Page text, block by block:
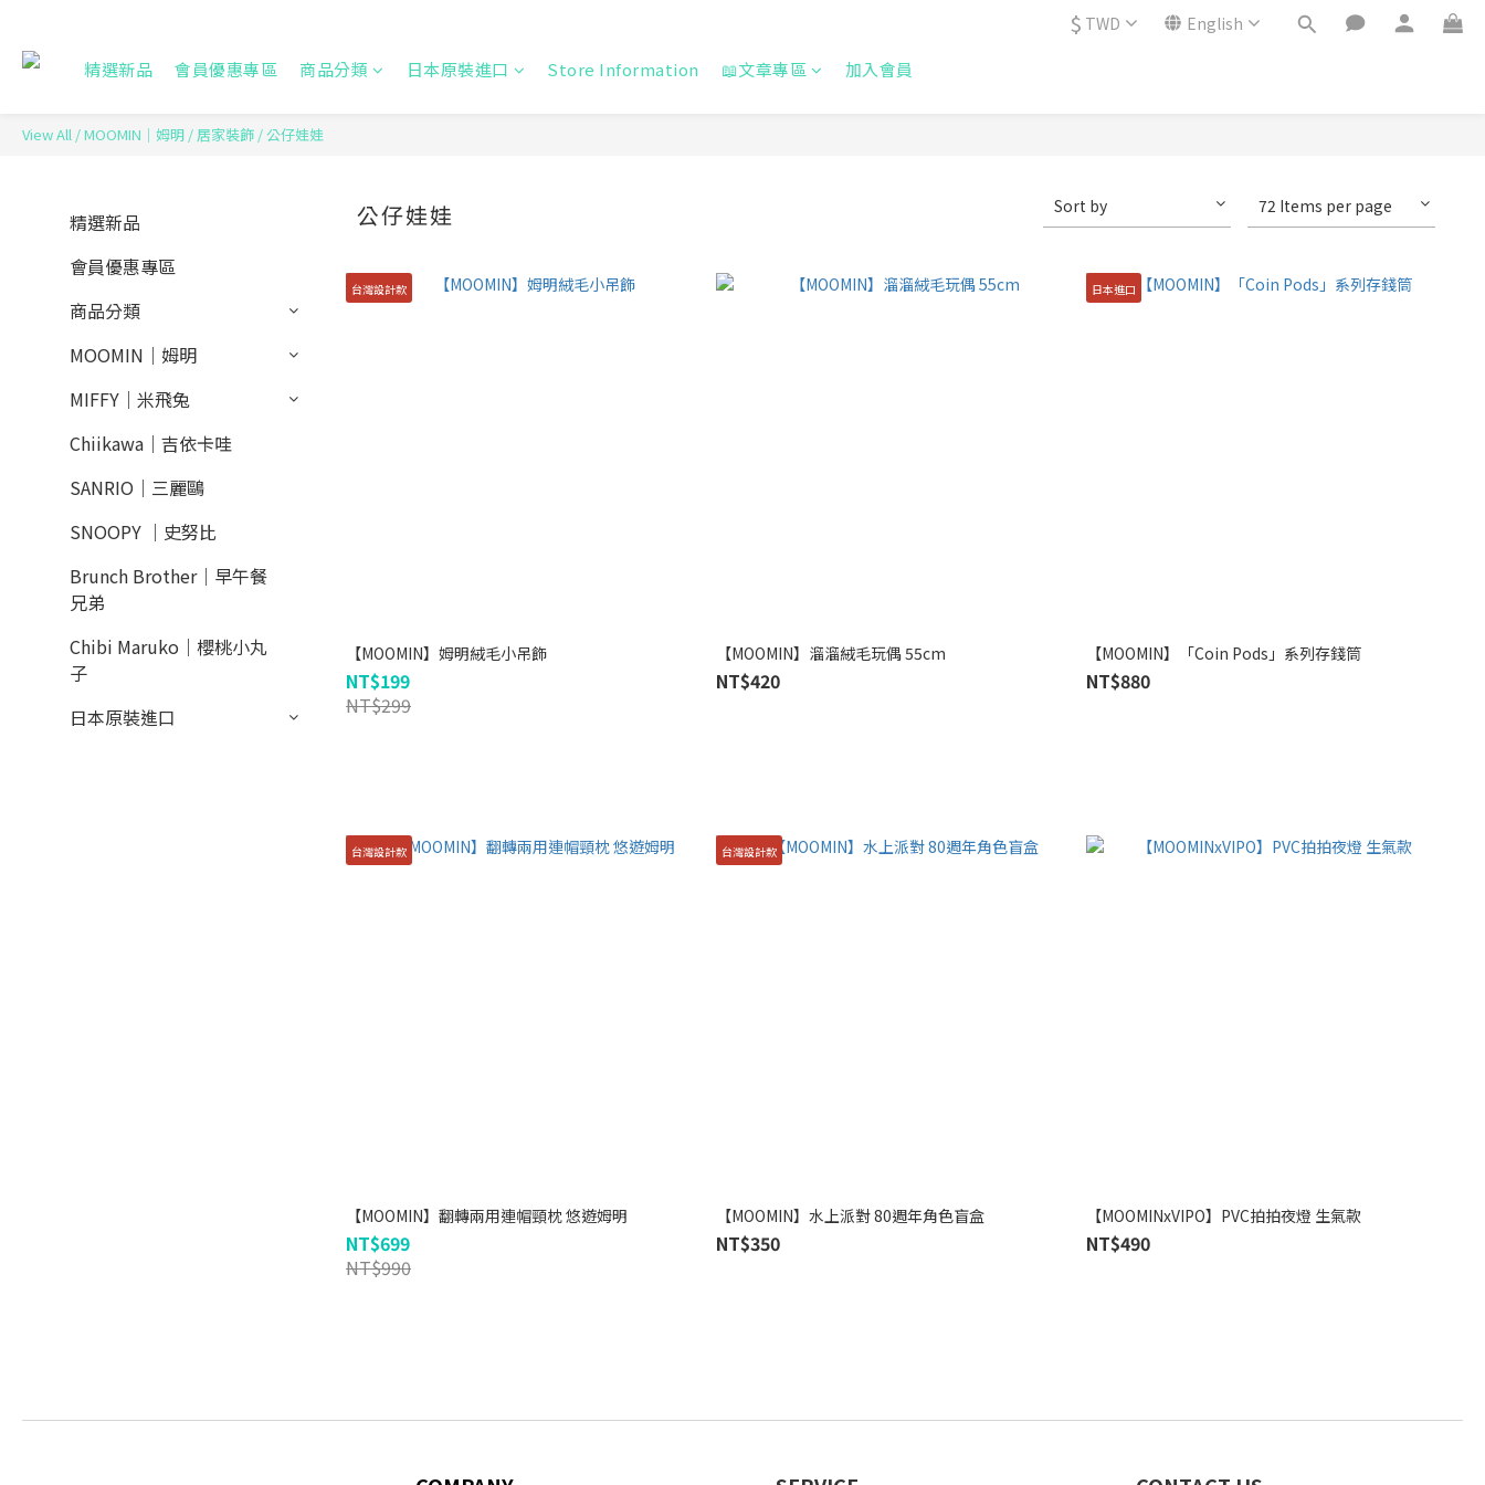
$ TWD English
精選新品 會員優惠專區 商品分類 日本原裝進口 Store Information 📖文章專區 加入會員
View All /MOOMIN｜姆明 / 居家裝飾 / 公仔娃娃
精選新品
會員優惠專區
商品分類
MOOMIN｜姆明
MIFFY｜米飛兔
Chiikawa｜吉依卡哇
SANRIO｜三麗鷗
SNOOPY ｜史努比
Brunch Brother｜早午餐
兄弟
Chibi Maruko｜櫻桃小丸
子
日本原裝進口
公仔娃娃 Sort by 72 Items per page
台灣設計款
【MOOMIN】姆明絨毛小吊飾
NT$199
NT$299
【MOOMIN】溜溜絨毛玩偶 55cm
NT$420
日本進口
【MOOMIN】「Coin Pods」系列存錢筒
NT$880
台灣設計款
【MOOMIN】翻轉兩用連帽頸枕 悠遊姆明
NT$699
NT$990
台灣設計款
【MOOMIN】水上派對 80週年角色盲盒
NT$350
【MOOMINxVIPO】PVC拍拍夜燈 生氣款
NT$490